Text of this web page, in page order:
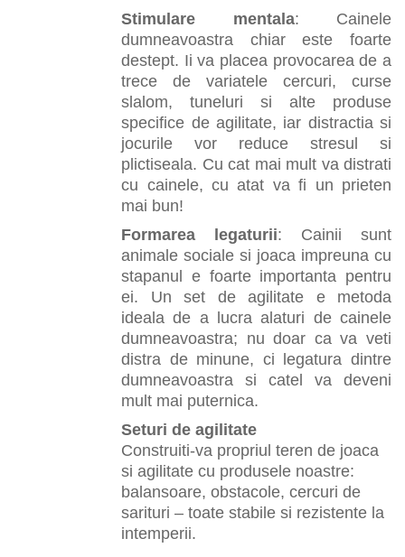
Stimulare mentala: Cainele
dumneavoastra chiar este foarte
destept. Ii va placea provocarea de a
trece de variatele cercuri, curse
slalom, tuneluri si alte produse
specifice de agilitate, iar distractia si
jocurile vor reduce stresul si
plictiseala. Cu cat mai mult va distrati
cu cainele, cu atat va fi un prieten
mai bun!
Formarea legaturii: Cainii sunt
animale sociale si joaca impreuna cu
stapanul e foarte importanta pentru
ei. Un set de agilitate e metoda
ideala de a lucra alaturi de cainele
dumneavoastra; nu doar ca va veti
distra de minune, ci legatura dintre
dumneavoastra si catel va deveni
mult mai puternica.
Seturi de agilitate
Construiti-va propriul teren de joaca
si agilitate cu produsele noastre:
balansoare, obstacole, cercuri de
sarituri – toate stabile si rezistente la
intemperii.